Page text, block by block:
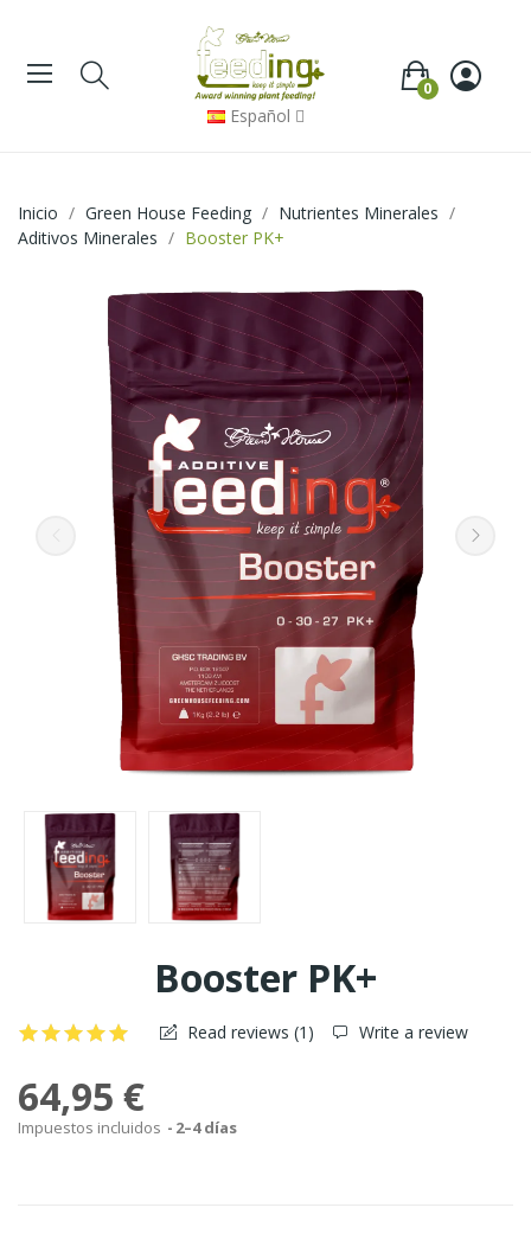
Español
0
Inicio Green House Feeding
Nutrientes Minerales
Aditivos Minerales
Booster PK+
Booster PK+
Read reviews (1 ) Write a review
64,95 €
Impuestos incluidos 2–4 días